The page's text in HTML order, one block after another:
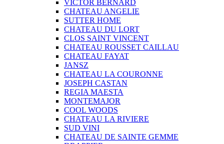
VICTOR BERNARD
CHATEAU ANGELIE
SUTTER HOME
CHATEAU DU LORT
CLOS SAINT VINCENT
CHATEAU ROUSSET CAILLAU
CHATEAU FAYAT
JANSZ
CHATEAU LA COURONNE
JOSEPH CASTAN
REGIA MAESTA
MONTEMAJOR
COOL WOODS
CHATEAU LA RIVIERE
SUD VINI
CHATEAU DE SAINTE GEMME